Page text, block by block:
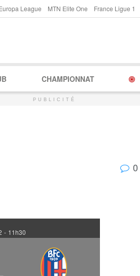
League MTN Elite One France Ligue 1
CHAMPIONNAT
PUBLICITÉ
0
- 11h30